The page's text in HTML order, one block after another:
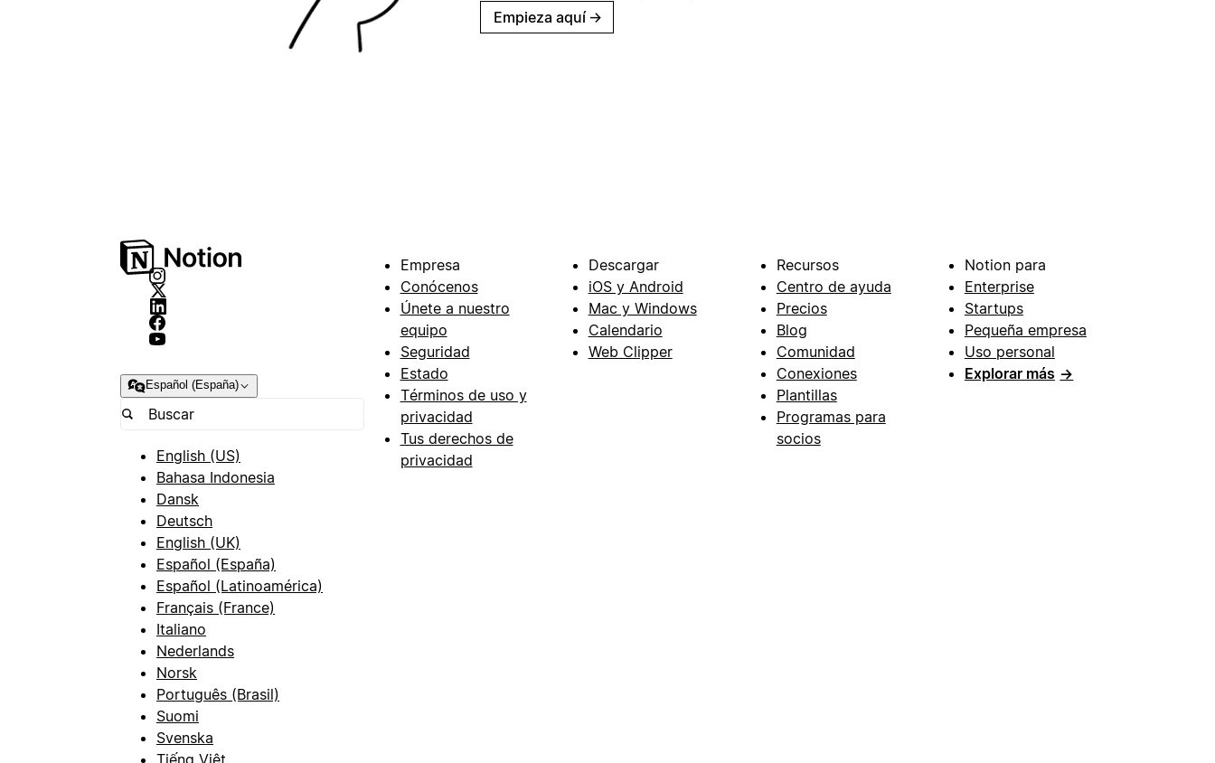
Empieza aquí →
Español (España)
English (US)
Bahasa Indonesia
Dansk
Deutsch
English (UK)
Español (España)
Español (Latinoamérica)
Français (France)
Italiano
Nederlands
Norsk
Português (Brasil)
Suomi
Svenska
Tiếng Việt
Empresa
Conócenos
Únete a nuestro
equipo
Seguridad
Estado
Términos de uso y
privacidad
Tus derechos de
privacidad
Descargar
iOS y Android
Mac y Windows
Calendario
Web Clipper
Recursos
Centro de ayuda
Precios
Blog
Comunidad
Conexiones
Plantillas
Programas para
socios
Notion para
Enterprise
Startups
Pequeña empresa
Uso personal
Explorar más →